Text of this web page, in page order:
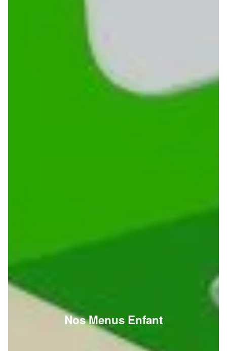
Nos Menus Enfant